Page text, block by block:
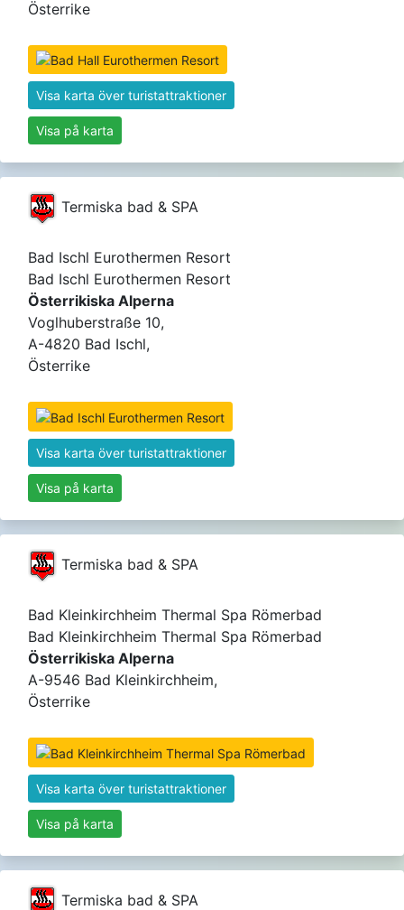
Österrike
Visa karta över turistattraktioner
Visa på karta
Termiska bad & SPA
Bad Ischl Eurothermen Resort
Bad Ischl Eurothermen Resort
Österrikiska Alperna
Voglhuberstraße 10,
A-4820 Bad Ischl,
Österrike
Visa karta över turistattraktioner
Visa på karta
Termiska bad & SPA
Bad Kleinkirchheim Thermal Spa Römerbad
Bad Kleinkirchheim Thermal Spa Römerbad
Österrikiska Alperna
A-9546 Bad Kleinkirchheim,
Österrike
Visa karta över turistattraktioner
Visa på karta
Termiska bad & SPA